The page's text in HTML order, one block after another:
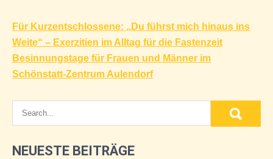
Beitragsnavigation
Für Kurzentschlossene: „Du führst mich hinaus ins
Weite“ – Exerzitien im Alltag für die Fastenzeit
Besinnungstage für Frauen und Männer im
Schönstatt-Zentrum Aulendorf
NEUESTE BEITRÄGE